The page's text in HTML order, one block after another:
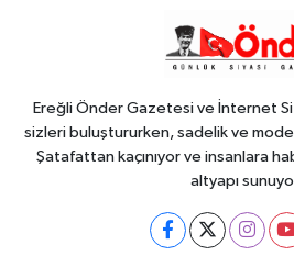
14:15
hasadı başladı
Ereğli Önder Gazetesi ve İnternet
sizleri buluştururken, sadelik ve
Şatafattan kaçınıyor ve insanlara
altyapı